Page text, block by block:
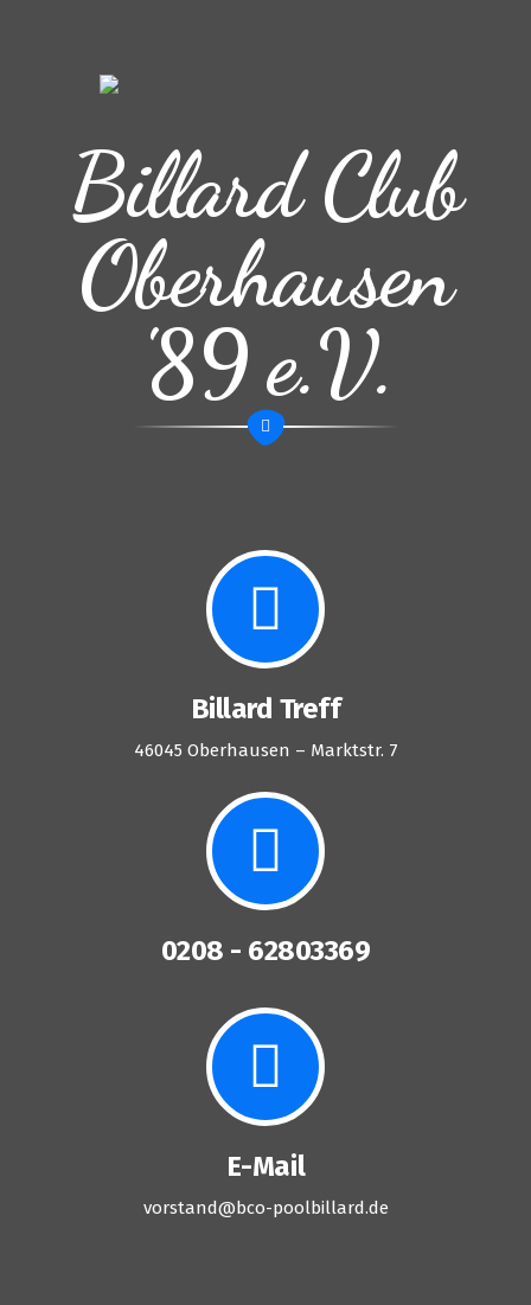
Billard Club
Oberhausen
'89 e.V.
Billard Treff
46045 Oberhausen – Marktstr. 7
0208 - 62803369
E-Mail
vorstand@bco-poolbillard.de